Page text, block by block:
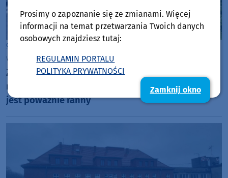
Gmina Miastko
wtorek, 7 lipca 2026, 15:22
Zderzenie Porsche i Skody na drodze krajowej
numer 20 w Zadrach w gminie Miastko. 61-latek
jest poważnie ranny
Prosimy o zapoznanie się ze zmianami. Więcej
informacji na temat przetwarzania Twoich danych
osobowych znajdziesz tutaj:
REGULAMIN PORTALU
POLITYKA PRYWATNOŚCI
Zamknij okno